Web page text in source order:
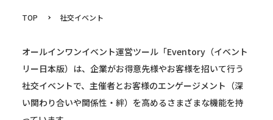
TOP 社交イベント
オールインワンイベント運営ツール「Eventory（イベント
リー日本版）は、企業がお得意先様やお客様を招いて行う
社交イベントで、主催者とお客様のエンゲージメント（深
い関わり合いや関係性・絆）を高めるさまざまな機能を持